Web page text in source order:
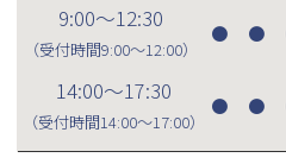
9:00～12:30
（受付時間9:00～12:00）
● ●
14:00～17:30
（受付時間14:00～17:00）
● ●